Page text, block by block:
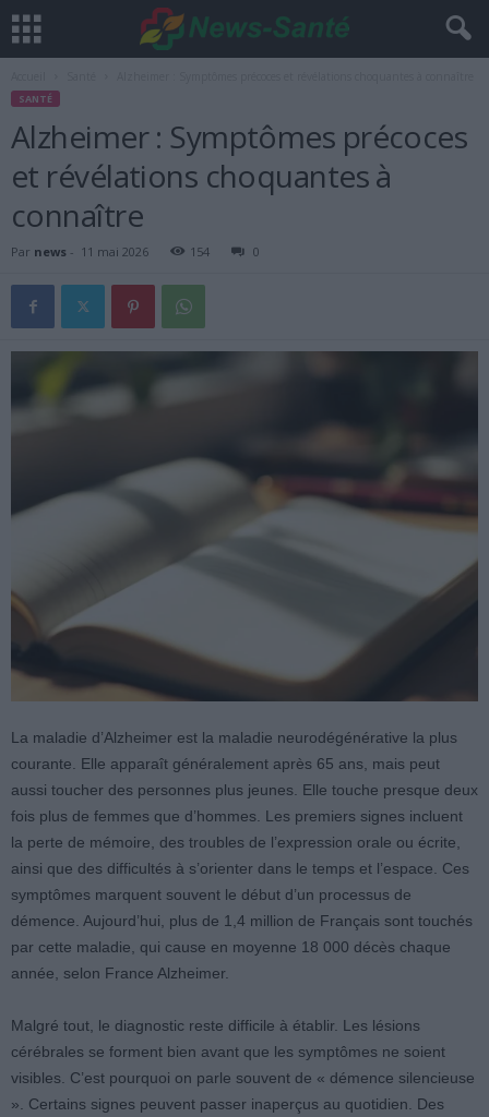
SANTÉ
Alzheimer : Symptômes précoces
et révélations choquantes à
connaître
Par news - 11 mai 2026 154 0
La maladie d’Alzheimer est la maladie neurodégénérative la plus
courante. Elle apparaît généralement après 65 ans, mais peut
aussi toucher des personnes plus jeunes. Elle touche presque deux
fois plus de femmes que d’hommes. Les premiers signes incluent
la perte de mémoire, des troubles de l’expression orale ou écrite,
ainsi que des difficultés à s’orienter dans le temps et l’espace. Ces
symptômes marquent souvent le début d’un processus de
démence. Aujourd’hui, plus de 1,4 million de Français sont touchés
par cette maladie, qui cause en moyenne 18 000 décès chaque
année, selon France Alzheimer.
Malgré tout, le diagnostic reste difficile à établir. Les lésions
cérébrales se forment bien avant que les symptômes ne soient
visibles. C’est pourquoi on parle souvent de « démence silencieuse
». Certains signes peuvent passer inaperçus au quotidien. Des